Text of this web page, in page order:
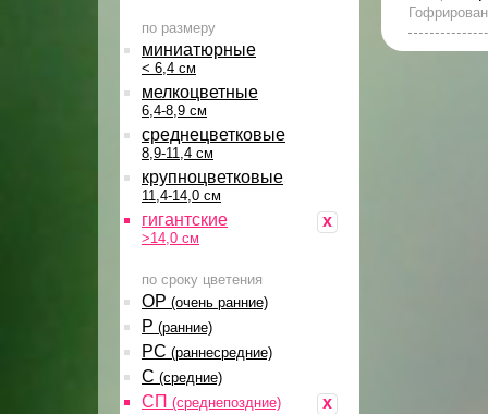
по размеру
миниатюрные
< 6,4 см
мелкоцветные
6,4-8,9 см
среднецветковые
8,9-11,4 см
крупноцветковые
11,4-14,0 см
x
гигантские
>14,0 см
по сроку цветения
ОР (очень ранние)
Р (ранние)
РС (раннесредние)
С (средние)
x
СП (среднепоздние)